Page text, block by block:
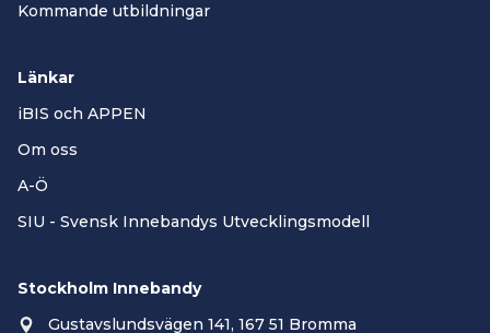
Kommande utbildningar
Länkar
iBIS och APPEN
Om oss
A-Ö
SIU - Svensk Innebandys Utvecklingsmodell
Stockholm Innebandy
Gustavslundsvägen 141, 167 51 Bromma